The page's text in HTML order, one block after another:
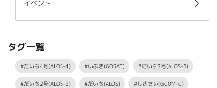
イベント
タグ一覧
#だいち4号(ALOS-4) #いぶき(GOSAT) #だいち3号(ALOS-3)
#だいち2号(ALOS-2) #だいち(ALOS) #しきさい(GCOM-C)